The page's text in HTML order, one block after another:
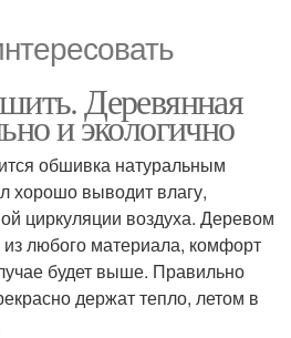
Деревянная
и экологично
обшивка натуральным
хорошо выводит влагу,
циркуляции воздуха. Деревом
любого материала, комфорт
будет выше. Правильно
держат тепло, летом в